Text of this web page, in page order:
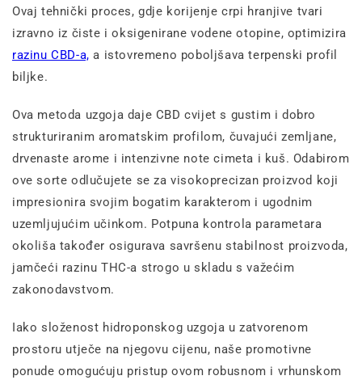
Ovaj tehnički proces, gdje korijenje crpi hranjive tvari
izravno iz čiste i oksigenirane vodene otopine, optimizira
razinu CBD-a, a istovremeno poboljšava terpenski profil
biljke.
Ova metoda uzgoja daje CBD cvijet s gustim i dobro
strukturiranim aromatskim profilom, čuvajući zemljane,
drvenaste arome i intenzivne note cimeta i kuš. Odabirom
ove sorte odlučujete se za visokoprecizan proizvod koji
impresionira svojim bogatim karakterom i ugodnim
uzemljujućim učinkom. Potpuna kontrola parametara
okoliša također osigurava savršenu stabilnost proizvoda,
jamčeći razinu THC-a strogo u skladu s važećim
zakonodavstvom.
Iako složenost hidroponskog uzgoja u zatvorenom
prostoru utječe na njegovu cijenu, naše promotivne
ponude omogućuju pristup ovom robusnom i vrhunskom